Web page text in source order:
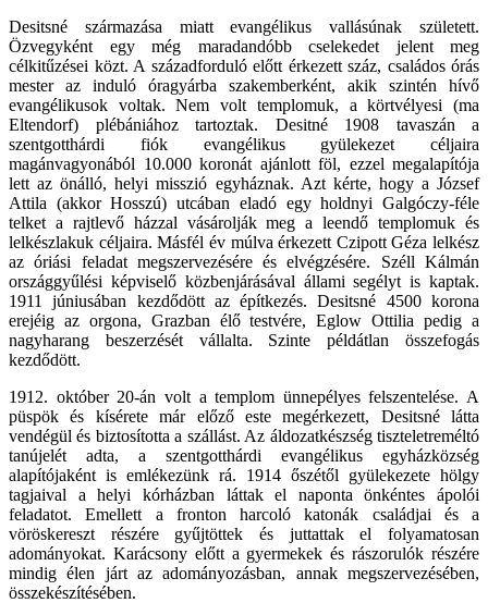
Desitsné származása miatt evangélikus vallásúnak született.
Özvegyként egy még maradandóbb cselekedet jelent meg
célkitűzései közt. A századforduló előtt érkezett száz, családos órás
mester az induló óragyárba szakemberként, akik szintén hívő
evangélikusok voltak. Nem volt templomuk, a körtvélyesi (ma
Eltendorf) plébániához tartoztak. Desitné 1908 tavaszán a
szentgotthárdi fiók evangélikus gyülekezet céljaira
magánvagyonából 10.000 koronát ajánlott föl, ezzel megalapítója
lett az önálló, helyi misszió egyháznak. Azt kérte, hogy a József
Attila (akkor Hosszú) utcában eladó egy holdnyi Galgóczy-féle
telket a rajtlevő házzal vásárolják meg a leendő templomuk és
lelkészlakuk céljaira. Másfél év múlva érkezett Czipott Géza lelkész
az óriási feladat megszervezésére és elvégzésére. Széll Kálmán
országgyűlési képviselő közbenjárásával állami segélyt is kaptak.
1911 júniusában kezdődött az építkezés. Desitsné 4500 korona
erejéig az orgona, Grazban élő testvére, Eglow Ottilia pedig a
nagyharang beszerzését vállalta. Szinte példátlan összefogás
kezdődött.
1912. október 20-án volt a templom ünnepélyes felszentelése. A
püspök és kísérete már előző este megérkezett, Desitsné látta
vendégül és biztosította a szállást. Az áldozatkészség tiszteletreméltó
tanújelét adta, a szentgotthárdi evangélikus egyházközség
alapítójaként is emlékezünk rá. 1914 őszétől gyülekezete hölgy
tagjaival a helyi kórházban láttak el naponta önkéntes ápolói
feladatot. Emellett a fronton harcoló katonák családjai és a
vöröskereszt részére gyűjtöttek és juttattak el folyamatosan
adományokat. Karácsony előtt a gyermekek és rászorulók részére
mindig élen járt az adományozásban, annak megszervezésében,
összekészítésében.